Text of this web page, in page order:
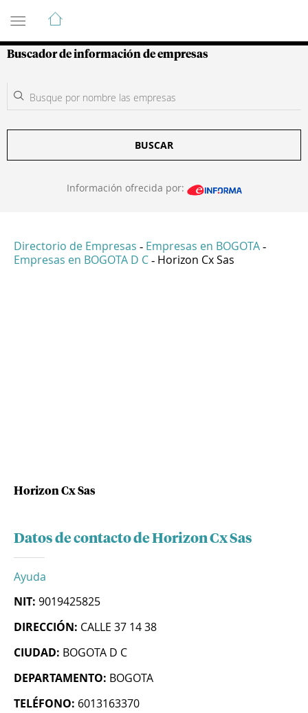
Guía de Empresas Colombianas
Buscador de información de empresas
BUSCAR
Información ofrecida por:
Directorio de Empresas - Empresas en BOGOTA -
Empresas en BOGOTA D C - Horizon Cx Sas
Horizon Cx Sas
Datos de contacto de Horizon Cx Sas
Ayuda
NIT: 9019425825
DIRECCIÓN: CALLE 37 14 38
CIUDAD: BOGOTA D C
DEPARTAMENTO: BOGOTA
TELÉFONO: 6013163370